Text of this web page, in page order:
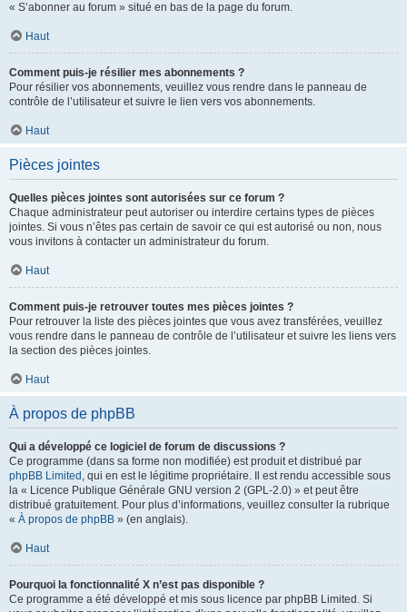
« S’abonner au forum » situé en bas de la page du forum.
Haut
Comment puis-je résilier mes abonnements ?
Pour résilier vos abonnements, veuillez vous rendre dans le panneau de
contrôle de l’utilisateur et suivre le lien vers vos abonnements.
Haut
Pièces jointes
Quelles pièces jointes sont autorisées sur ce forum ?
Chaque administrateur peut autoriser ou interdire certains types de pièces
jointes. Si vous n’êtes pas certain de savoir ce qui est autorisé ou non, nous
vous invitons à contacter un administrateur du forum.
Haut
Comment puis-je retrouver toutes mes pièces jointes ?
Pour retrouver la liste des pièces jointes que vous avez transférées, veuillez
vous rendre dans le panneau de contrôle de l’utilisateur et suivre les liens vers
la section des pièces jointes.
Haut
À propos de phpBB
Qui a développé ce logiciel de forum de discussions ?
Ce programme (dans sa forme non modifiée) est produit et distribué par
phpBB Limited , qui en est le légitime propriétaire. Il est rendu accessible sous
la « Licence Publique Générale GNU version 2 (GPL-2.0) » et peut être
distribué gratuitement. Pour plus d’informations, veuillez consulter la rubrique
« À propos de phpBB » (en anglais).
Haut
Pourquoi la fonctionnalité X n’est pas disponible ?
Ce programme a été développé et mis sous licence par phpBB Limited. Si